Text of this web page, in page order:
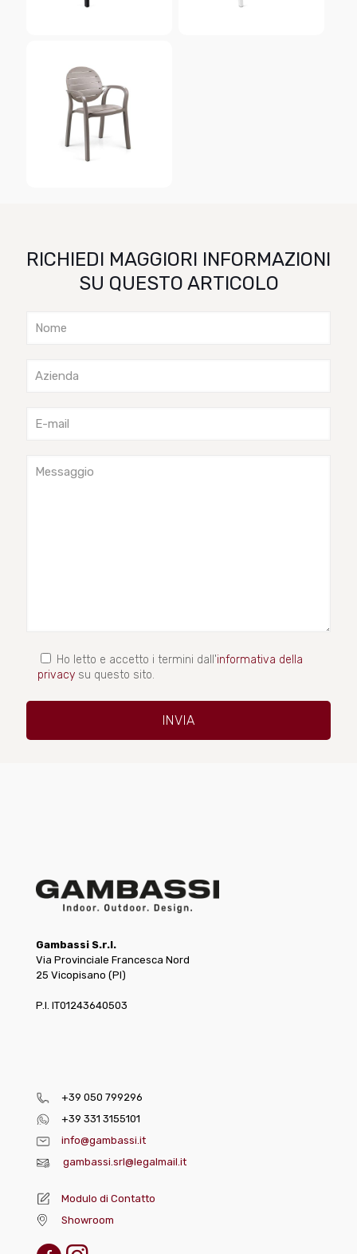
RICHIEDI MAGGIORI INFORMAZIONI
SU QUESTO ARTICOLO
Ho letto e accetto i termini dall'informativa della
privacy su questo sito.
Gambassi S.r.l.
Via Provinciale Francesca Nord
25 Vicopisano (PI)
P.I. IT01243640503
+39 050 799296
+39 331 3155101
info@gambassi.it
gambassi.srl@legalmail.it
Modulo di Contatto
Showroom